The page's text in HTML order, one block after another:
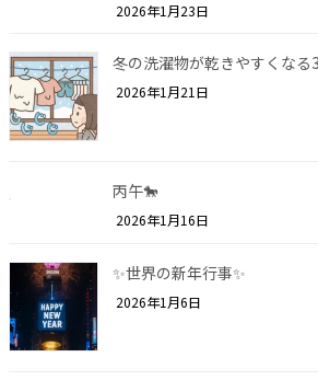
2026年1月23日
冬の洗濯物が乾きやすくなる
2026年1月21日
丙午🐎
2026年1月16日
✨世界の新年行事✨
2026年1月6日